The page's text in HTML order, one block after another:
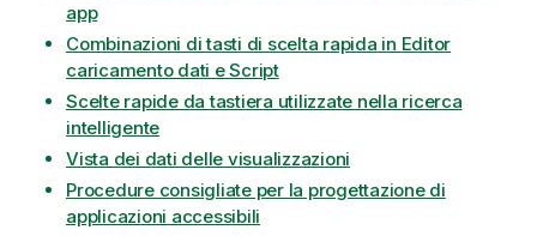
app
Combinazioni di tasti di scelta rapida in Editor
caricamento dati e Script
Scelte rapide da tastiera utilizzate nella ricerca
intelligente
Vista dei dati delle visualizzazioni
Procedure consigliate per la progettazione di
applicazioni accessibili